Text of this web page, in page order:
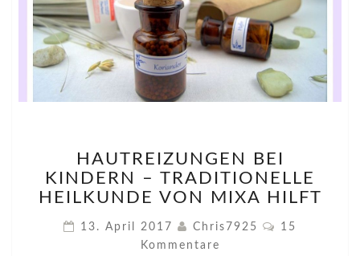
BEI
KINDERN
–
HEILKUNDE
VON
HAUTREIZUNGEN BEI
KINDERN – TRADITIONELLE
HEILKUNDE VON MIXA HILFT
13. April 2017 Chris7925 Kommentare
15
Kommentare